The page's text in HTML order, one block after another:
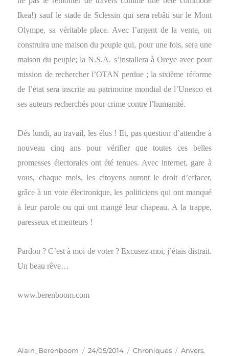
Ikea!) sauf le stade de Sclessin qui sera rebâti sur le Mont
Olympe, sa véritable place. Avec l’argent de la vente, on
construira une maison du peuple qui, pour une fois, sera une
maison du peuple; la N.S.A. s’installera à Oreye avec pour
mission de rechercher l’OTAN perdue ; la sixième réforme
de l’état sera inscrite au patrimoine mondial de l’Unesco et
ses auteurs recherchés pour crime contre l’humanité.
Dès lundi, au travail, les élus ! Et, pas question d’attendre à
nouveau cinq ans pour vérifier que toutes ces belles
promesses électorales ont été tenues. Avec internet, gare à
vous, chaque mois, les citoyens auront le droit d’effacer,
grâce à un vote électronique, les politiciens qui ont manqué
à leur parole ou qui ont mangé leur chapeau. A la trappe,
paresseux et menteurs !
Pardon ? C’est à moi de voter ? Excusez-moi, j’étais distrait.
Un beau rêve…
www.berenboom.com
Auteur
Alain_Berenboom
Publié
24/05/2014 Catégories
Chroniques Étiquettes
Anvers,